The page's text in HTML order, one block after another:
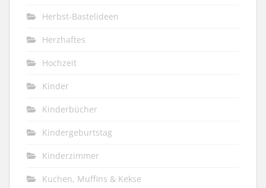
Herbst-Bastelideen
Herzhaftes
Hochzeit
Kinder
Kinderbücher
Kindergeburtstag
Kinderzimmer
Kuchen, Muffins & Kekse